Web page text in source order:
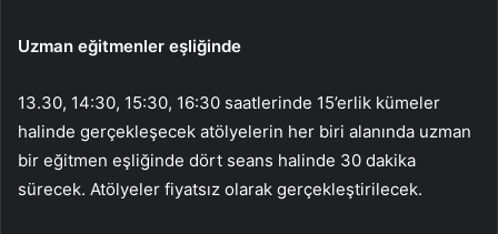
Uzman eğitmenler eşliğinde
13.30, 14:30, 15:30, 16:30 saatlerinde 15’erlik kümeler
halinde gerçekleşecek atölyelerin her biri alanında uzman
bir eğitmen eşliğinde dört seans halinde 30 dakika
sürecek. Atölyeler fiyatsız olarak gerçekleştirilecek.